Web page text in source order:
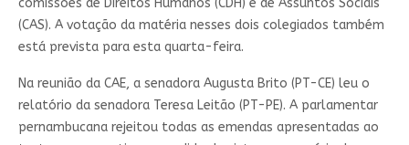
comissões de Direitos Humanos (CDH) e de Assuntos Sociais
(CAS). A votação da matéria nesses dois colegiados também
está prevista para esta quarta-feira.
Na reunião da CAE, a senadora Augusta Brito (PT-CE) leu o
relatório da senadora Teresa Leitão (PT-PE). A parlamentar
pernambucana rejeitou todas as emendas apresentadas ao